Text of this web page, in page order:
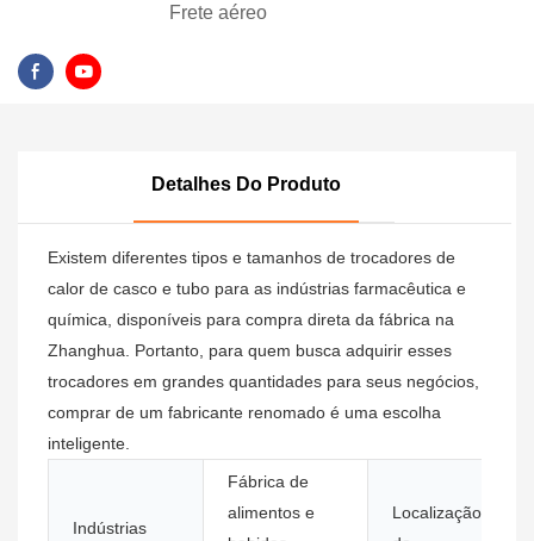
Frete aéreo
Detalhes Do Produto
Existem diferentes tipos e tamanhos de trocadores de
calor de casco e tubo para as indústrias farmacêutica e
química, disponíveis para compra direta da fábrica na
Zhanghua. Portanto, para quem busca adquirir esses
trocadores em grandes quantidades para seus negócios,
comprar de um fabricante renomado é uma escolha
inteligente.
Indústrias
Fábrica de
alimentos e
Localização